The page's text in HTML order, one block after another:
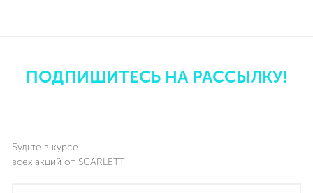
ПОДПИШИТЕСЬ НА РАССЫЛКУ!
Будьте в курсе
всех акций от SCARLETT